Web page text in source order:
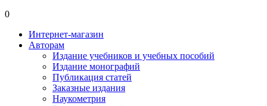
0
Интернет-магазин
Авторам
Издание учебников и учебных пособий
Издание монографий
Публикация статей
Заказные издания
Наукометрия